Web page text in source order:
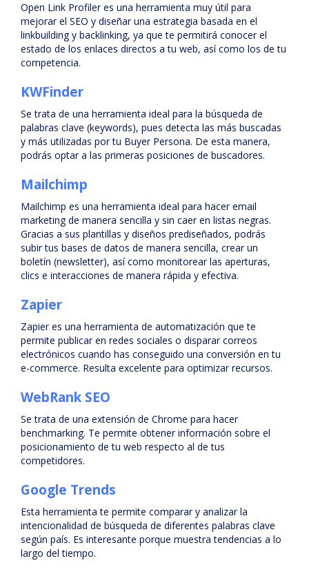
Open Link Profiler es una herramienta muy útil para
mejorar el SEO y diseñar una estrategia basada en el
linkbuilding y backlinking, ya que te permitirá conocer el
estado de los enlaces directos a tu web, así como los de tu
competencia.
KWFinder
Se trata de una herramienta ideal para la búsqueda de
palabras clave (keywords), pues detecta las más buscadas
y más utilizadas por tu Buyer Persona. De esta manera,
podrás optar a las primeras posiciones de buscadores.
Mailchimp
Mailchimp es una herramienta ideal para hacer email
marketing de manera sencilla y sin caer en listas negras.
Gracias a sus plantillas y diseños prediseñados, podrás
subir tus bases de datos de manera sencilla, crear un
boletín (newsletter), así como monitorear las aperturas,
clics e interacciones de manera rápida y efectiva.
Zapier
Zapier es una herramienta de automatización que te
permite publicar en redes sociales o disparar correos
electrónicos cuando has conseguido una conversión en tu
e-commerce. Resulta excelente para optimizar recursos.
WebRank SEO
Se trata de una extensión de Chrome para hacer
benchmarking. Te permite obtener información sobre el
posicionamiento de tu web respecto al de tus
competidores.
Google Trends
Esta herramienta te permite comparar y analizar la
intencionalidad de búsqueda de diferentes palabras clave
según país. Es interesante porque muestra tendencias a lo
largo del tiempo.